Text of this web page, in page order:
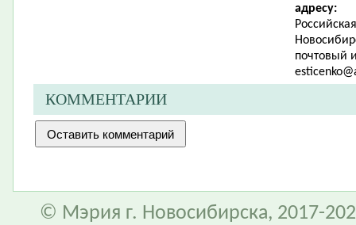
адресу:
почтовый
esti
КОММЕНТАРИИ
© Мэрия г. Новосибирска, 2017-